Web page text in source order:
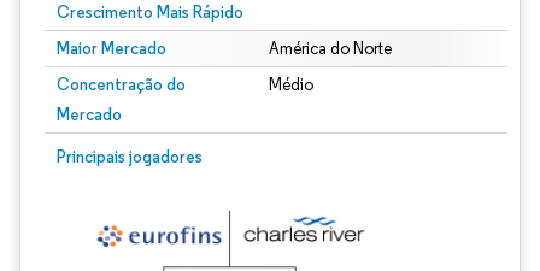
Crescimento Mais Rápido
Maior Mercado América do Norte
Concentração do
Mercado
Médio
Principais jogadores